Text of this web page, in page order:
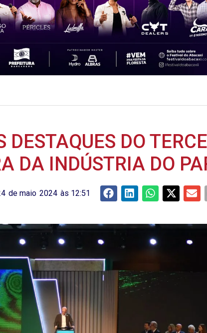
DESTAQUES DO
DA INDÚSTRIA DO
de maio 2024 às 12:51